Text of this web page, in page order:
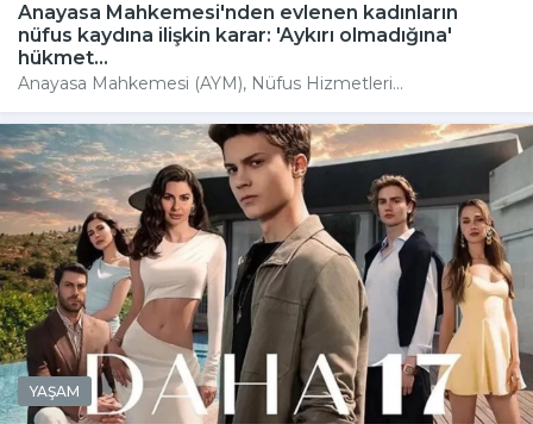
Anayasa Mahkemesi'nden evlenen kadınların
nüfus kaydına ilişkin karar: 'Aykırı olmadığına'
hükmet...
Anayasa Mahkemesi (AYM), Nüfus Hizmetleri...
YAŞAM